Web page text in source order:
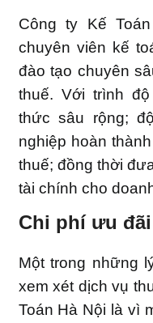
Công ty Kế
chuyên viên kế
đào tạo chuyên
thuế. Với trình
thức sâu rộng;
nghiệp hoàn
thuế; đồng thời
tài chính cho
Chi phí ưu
Một trong những
xem xét dịch vụ
Toán Hà Nội là vì